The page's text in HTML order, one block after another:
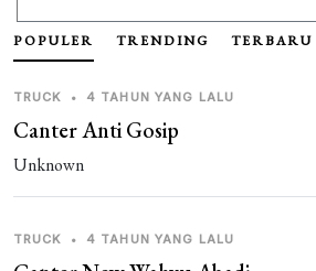
khent ondangan 3 tahun yang lalu
how to game
POPULER TRENDING TERBARU
TRUCK • 4 TAHUN YANG LALU
Canter Anti Gosip
Unknown
TRUCK • 4 TAHUN YANG LALU